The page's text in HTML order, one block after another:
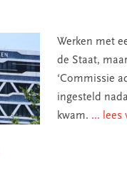
Werken met
de Staat,
‘Commissie
ingesteld
kwam. ... lees